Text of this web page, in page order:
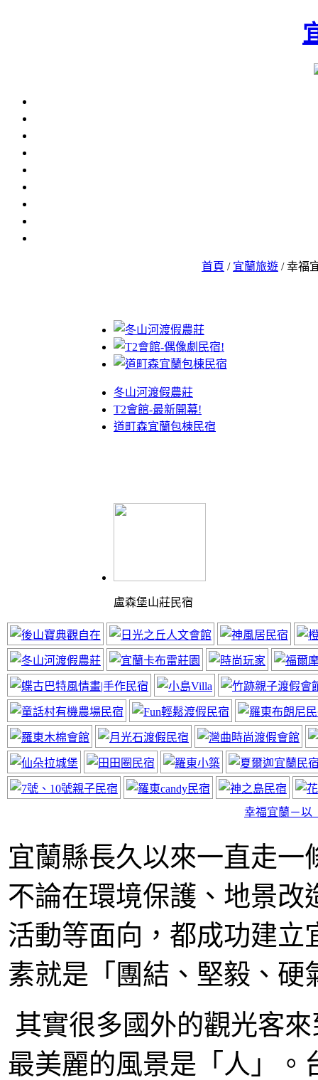
首頁 / 宜蘭旅遊 / 幸福
冬山河渡假農莊
T2會館-最新開幕!
道町森宜蘭包棟民宿
盧森堡山莊民宿
體驗最棒的渡假山莊
神風居小木屋
近太平山福山植物園
宜蘭民宿線上廣告
網站要曝光快來電
幸福宜蘭－以
宜蘭縣長久以來一直走
不論在環境保護、地景改
活動等面向，都成功建立
素就是「團結、堅毅、硬
其實很多國外的觀光客
最美麗的風景是「人」。